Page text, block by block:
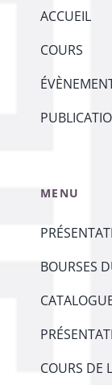
ACCUEIL
COURS
MENU
BOURSES
COURS DE